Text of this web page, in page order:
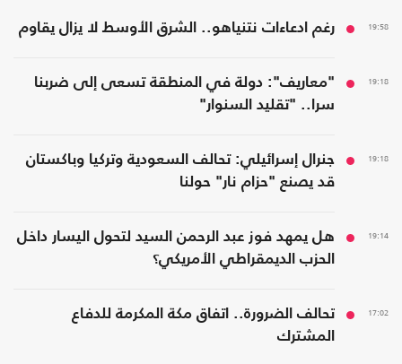
19:58 رغم ادعاءات نتنياهو.. الشرق الأوسط لا يزال يقاوم
19:18
"معاريف": دولة في المنطقة تسعى إلى ضربنا
سرا.. "تقليد السنوار"
19:18
جنرال إسرائيلي: تحالف السعودية وتركيا وباكستان
قد يصنع "حزام نار" حولنا
19:14
هل يمهد فوز عبد الرحمن السيد لتحول اليسار داخل
الحزب الديمقراطي الأمريكي؟
17:02
تحالف الضرورة.. اتفاق مكة المكرمة للدفاع
المشترك